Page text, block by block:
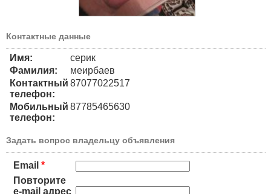
Контактные данные
Имя:
серик
Фамилия:
меирбаев
Контактный
телефон:
87077022517
Мобильный
телефон:
87785465630
Задать вопрос владельцу объявления
Email *
Повторите
e-mail адрес